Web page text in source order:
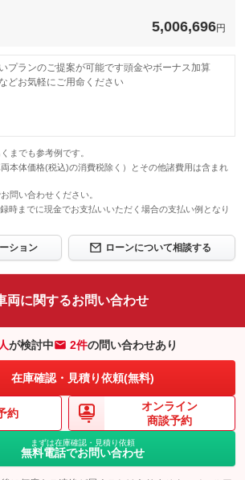
5,006,696円
プランのご提案が可能です頭金やボーナス加算
どお気軽にご用命ください
までも参考例です。
本体価格(税込)の消費税除く）とその他諸費用は含まれ
問い合わせください。
時までに現金でお支払いいただく場合の支払い例となり
ション ローンについて相談する
両に関するお問い合わせ
人が検討中 2件の問い合わせあり
在庫確認・見積り依頼(無料)
約
オンライン
商談予約
まずは在庫確認・見積り依頼
無料電話でお問い合わせ